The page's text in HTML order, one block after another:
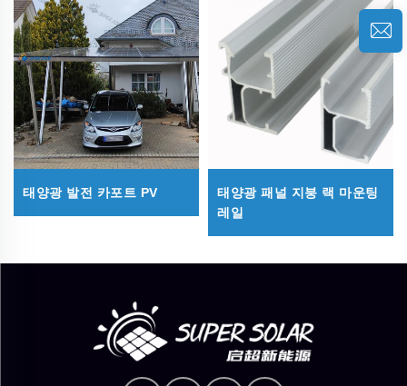
태양광 발전 카포트 PV
태양광 패널 지붕 랙 마운팅
레일